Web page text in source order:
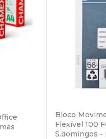
Bloco
Flexível 100
S.domingos -